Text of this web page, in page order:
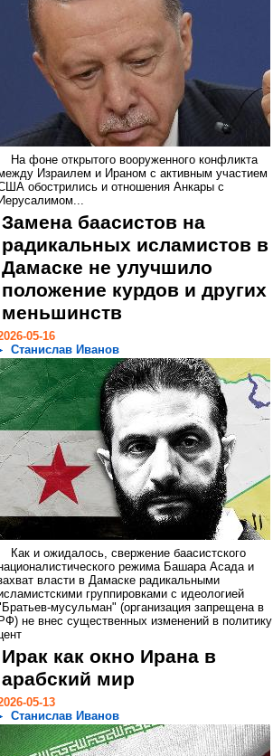
На фоне открытого вооруженного конфликта
Израилем и Ираном с активным участием
обострились и отношения Анкары с
Иерусалимом...
Замена баасистов на
радикальных исламистов в
Дамаске не улучшило
положение курдов и других
меньшинств
05-16
Станислав Иванов
Как и ожидалось, свержение баасистского
режима Башара Асада и
власти в Дамаске радикальными
группировками с идеологией
мусульман" (организация запрещена в
РФ) не внес существенных изменений в политику
Ирак как окно Ирана в
арабский мир
05-13
Станислав Иванов